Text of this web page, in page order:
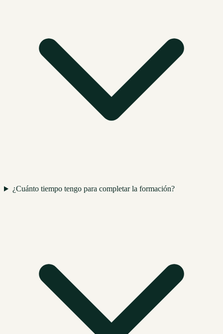
¿Cuánto tiempo tengo para completar la formación?